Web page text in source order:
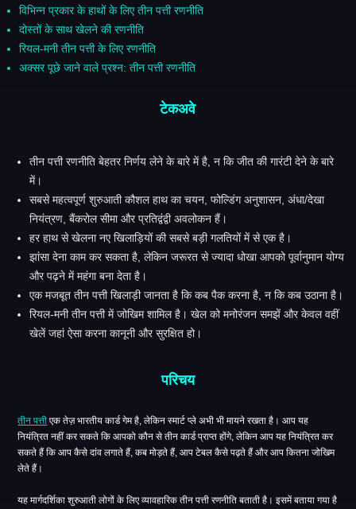
विभिन्न प्रकार के हाथों के लिए तीन पत्ती रणनीति
दोस्तों के साथ खेलने की रणनीति
रियल-मनी तीन पत्ती के लिए रणनीति
अक्सर पूछे जाने वाले प्रश्न: तीन पत्ती रणनीति
टेकअवे
तीन पत्ती रणनीति बेहतर निर्णय लेने के बारे में है, न कि जीत की गारंटी देने के बारे
में।
सबसे महत्वपूर्ण शुरुआती कौशल हाथ का चयन, फोल्डिंग अनुशासन, अंधा/देखा
नियंत्रण, बैंकरोल सीमा और प्रतिद्वंद्वी अवलोकन हैं।
हर हाथ से खेलना नए खिलाड़ियों की सबसे बड़ी गलतियों में से एक है।
झांसा देना काम कर सकता है, लेकिन जरूरत से ज्यादा धोखा आपको पूर्वानुमान योग्य
और पढ़ने में महंगा बना देता है।
एक मजबूत तीन पत्ती खिलाड़ी जानता है कि कब पैक करना है, न कि कब उठाना है।
रियल-मनी तीन पत्ती में जोखिम शामिल है। खेल को मनोरंजन समझें और केवल वहीं
खेलें जहां ऐसा करना कानूनी और सुरक्षित हो।
परिचय
तीन पत्ती एक तेज़ भारतीय कार्ड गेम है, लेकिन स्मार्ट प्ले अभी भी मायने रखता है। आप यह
नियंत्रित नहीं कर सकते कि आपको कौन से तीन कार्ड प्राप्त होंगे, लेकिन आप यह नियंत्रित कर
सकते हैं कि आप कैसे दांव लगाते हैं, कब मोड़ते हैं, आप टेबल कैसे पढ़ते हैं और आप कितना जोखिम
लेते हैं।
यह मार्गदर्शिका शुरुआती लोगों के लिए व्यावहारिक तीन पत्ती रणनीति बताती है। इसमें बताया गया है